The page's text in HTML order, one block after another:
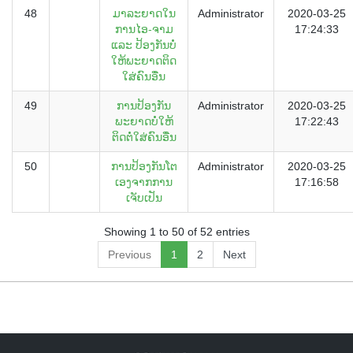
48
ມາລະຍາດໃນ
ການໄອ-ຈາມ
ແລະ ປ້ອງກັນບໍ່
ໃຫ້ພະຍາດຕິດ
ໃສ່ຄົນອື່ນ
Administrator
2020-03-25
17:24:33
49
ການປ້ອງກັນ
ພະຍາດບໍ່ໃຫ້
ຕິດຕໍ່ໃສ່ຄົນອື່ນ
Administrator
2020-03-25
17:22:43
50
ການປ້ອງກັນໂຕ
ເອງຈາກການ
ເຈັບເປັນ
Administrator
2020-03-25
17:16:58
Showing 1 to 50 of 52 entries
Previous
1 2 Next